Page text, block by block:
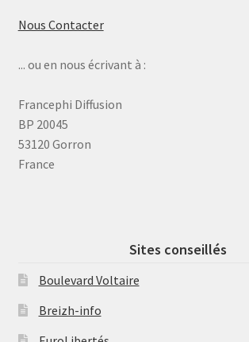
Nous Contacter
... ou en nous écrivant à :
Francephi Diffusion
BP 20045
53120 Gorron
France
Sites conseillés
Boulevard Voltaire
Breizh-info